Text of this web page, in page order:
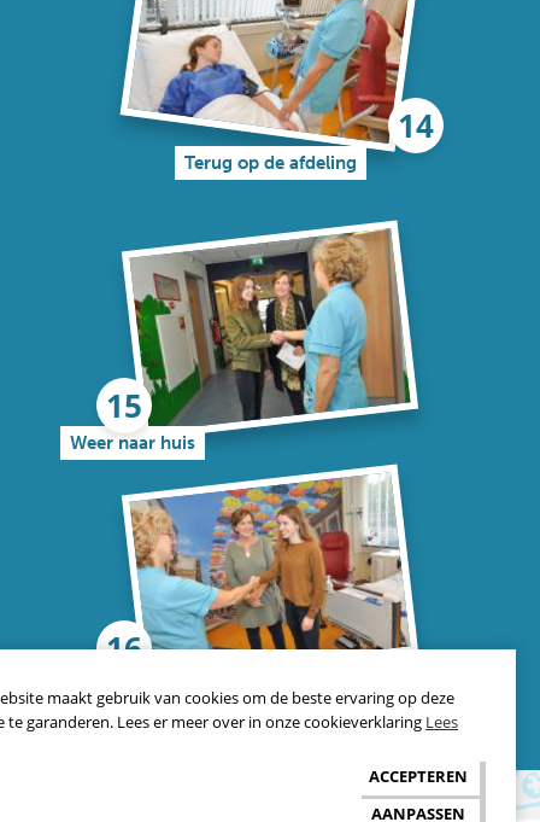
maakt gebruik van cookies om de beste ervaring op deze
te garanderen. Lees er meer over in onze cookieverklaring Lees
AANPASSEN
ACCEPTEREN
Terug op de afdeling
Weer naar huis